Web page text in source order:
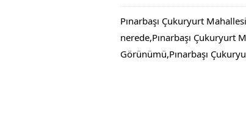
Pınarbaşı Çukuryurt
nerede,Pınarbaşı Çukuryurt
Görünümü,Pınarbaşı